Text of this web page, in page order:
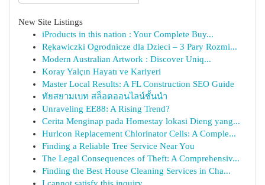
New Site Listings
iProducts in this nation : Your Complete Buy...
Rękawiczki Ogrodnicze dla Dzieci – 3 Pary Rozmi...
Modern Australian Artwork : Discover Uniq...
Koray Yalçın Hayatı ve Kariyeri
Master Local Results: A FL Construction SEO Guide
ทัยสยามเบท สล็อตออนไลน์ชั้นนำ
Unraveling EE88: A Rising Trend?
Cerita Menginap pada Homestay lokasi Dieng yang...
Hurlcon Replacement Chlorinator Cells: A Comple...
Finding a Reliable Tree Service Near You
The Legal Consequences of Theft: A Comprehensiv...
Finding the Best House Cleaning Services in Cha...